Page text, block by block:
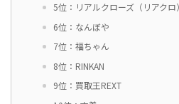
5位：リアルクローズ（リアクロ）
6位：なんぼや
7位：福ちゃん
8位：RINKAN
9位：買取王REXT